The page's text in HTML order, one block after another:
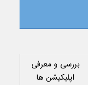
بررسی و معرفی
اپلیکیشن ها